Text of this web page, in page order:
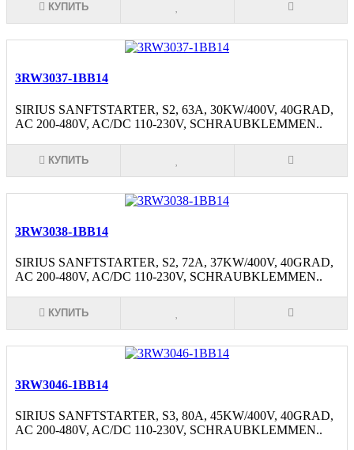
КУПИТЬ
3RW3037-1BB14
SIRIUS SANFTSTARTER, S2, 63A, 30KW/400V, 40GRAD,
AC 200-480V, AC/DC 110-230V, SCHRAUBKLEMMEN..
КУПИТЬ
3RW3038-1BB14
SIRIUS SANFTSTARTER, S2, 72A, 37KW/400V, 40GRAD,
AC 200-480V, AC/DC 110-230V, SCHRAUBKLEMMEN..
КУПИТЬ
3RW3046-1BB14
SIRIUS SANFTSTARTER, S3, 80A, 45KW/400V, 40GRAD,
AC 200-480V, AC/DC 110-230V, SCHRAUBKLEMMEN..